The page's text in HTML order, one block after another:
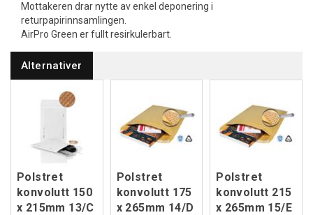
Mottakeren drar nytte av enkel deponering i
returpapirinnsamlingen.
AirPro Green er fullt resirkulerbart.
Alternativer
Polstret
konvolutt 150
x 215mm 13/C
Polstret
konvolutt 175
x 265mm 14/D
Polstret
konvolutt 215
x 265mm 15/E